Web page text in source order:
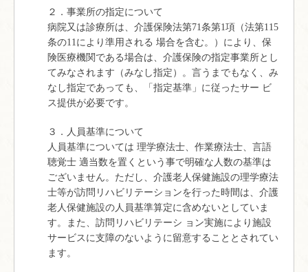
２．事業所の指定について
病院又は診療所は、介護保険法第71条第1項（法第115
条の11により準用される 場合を含む。）により、保
険医療機関である場合は、介護保険の指定事業所とし
てみなされます（みなし指定）。言うまでもなく、み
なし指定であっても、「指定基準」に従ったサー ビ
ス提供が必要です。
３．人員基準について
人員基準については 理学療法士、作業療法士、言語
聴覚士 適当数を置くという事で明確な人数の基準は
ございません。ただし、介護老人保健施設の理学療法
士等が訪問リハビリテーションを行った時間は、介護
老人保健施設の人員基準算定に含めないとしていま
す。また、訪問リハビリテーシ ョン実施により施設
サービスに支障のないように留意することとされてい
ます。